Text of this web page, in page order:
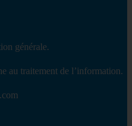
générale.
au traitement de l’information.